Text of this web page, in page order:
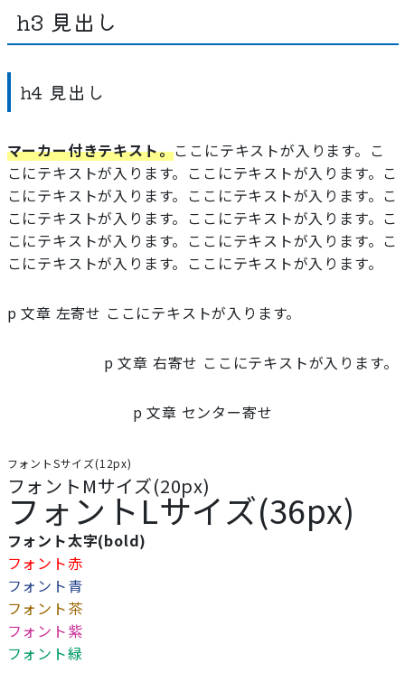
h3 見出し
h4 見出し
マーカー付きテキスト。ここにテキストが入ります。こ
こにテキストが入ります。ここにテキストが入ります。こ
こにテキストが入ります。ここにテキストが入ります。こ
こにテキストが入ります。ここにテキストが入ります。こ
こにテキストが入ります。ここにテキストが入ります。こ
こにテキストが入ります。ここにテキストが入ります。
p 文章 左寄せ ここにテキストが入ります。
p 文章 右寄せ ここにテキストが入ります。
p 文章 センター寄せ
フォントSサイズ(12px)
フォントMサイズ(20px)
フォントLサイズ(36px)
フォント太字(bold)
フォント赤
フォント青
フォント茶
フォント紫
フォント緑